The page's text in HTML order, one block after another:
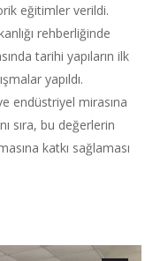
eğitimler verildi.
rehberliğinde
tarihi yapıların ilk
yapıldı.
endüstriyel mirasına
sıra, bu değerlerin
katkı sağlaması